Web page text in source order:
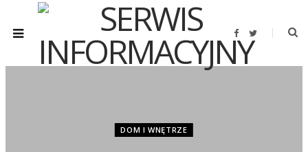
F
a
c
b
T
t
DOM I WNĘTRZE